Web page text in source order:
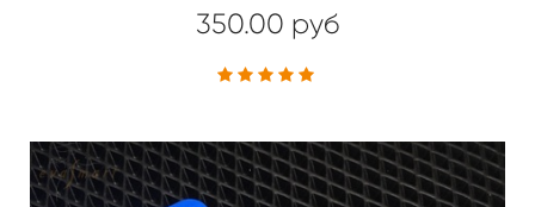
350.00 руб